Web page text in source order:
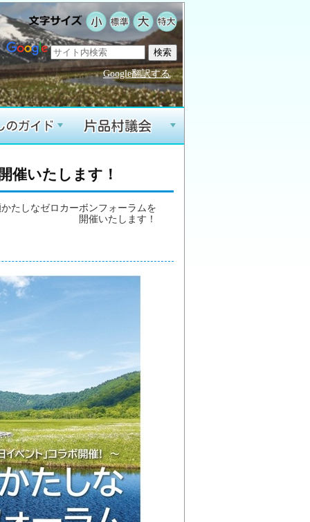
Google翻訳する
催いたします！
かたしなゼロカーボンフォーラムを
開催いたします！